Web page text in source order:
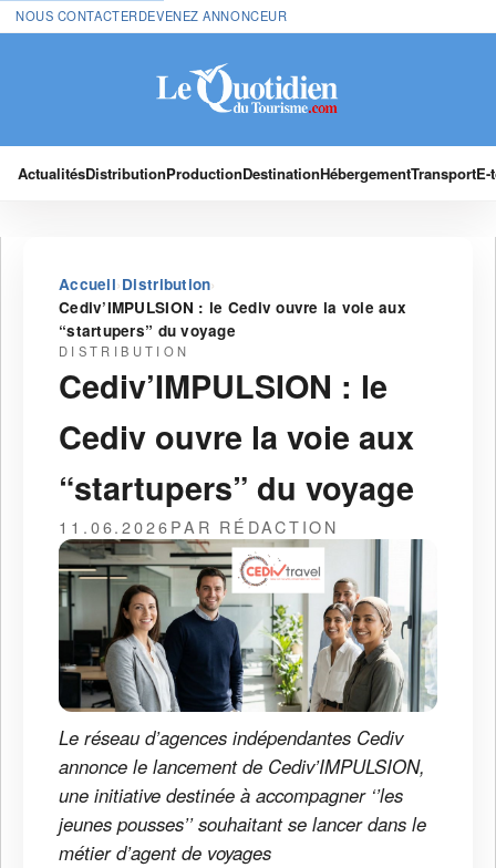
NOUS CONTACTERDEVENEZ ANNONCEUR
ActualitésDistributionProductionDestinationHébergementTransport
Accueil›Distribution›
Cediv’IMPULSION : le Cediv ouvre la voie aux
“startupers” du voyage
DISTRIBUTION
Cediv’IMPULSION : le
Cediv ouvre la voie aux
“startupers” du voyage
11.06.2026PAR RÉDACTION
Le réseau d’agences indépendantes Cediv
annonce le lancement de Cediv’IMPULSION,
une initiative destinée à accompagner ‘’les
jeunes pousses’’ souhaitant se lancer dans le
métier d’agent de voyages